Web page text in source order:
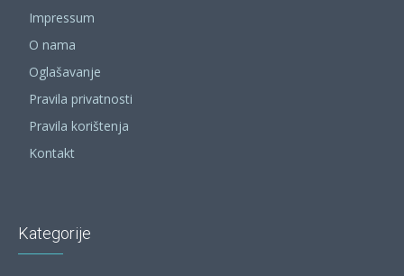
Impressum
O nama
Oglašavanje
Pravila privatnosti
Pravila korištenja
Kontakt
Kategorije